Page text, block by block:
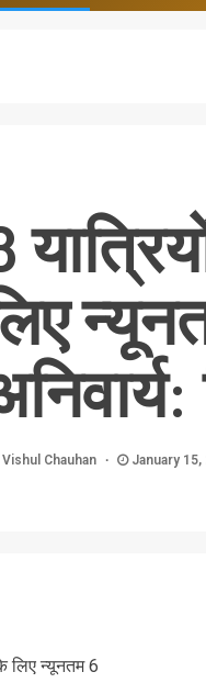
Vishul Chauhan January 15,
लिए न्यूनतम 6